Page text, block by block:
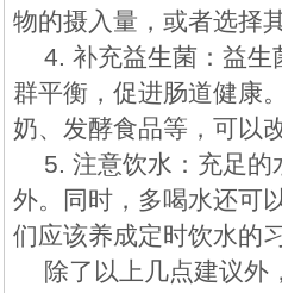
物的摄入量，或者选择
4. 补充益生菌：益生
群平衡，促进肠道健康
奶、发酵食品等，可以
5. 注意饮水：充足
外。同时，多喝水还可
们应该养成定时饮水的
除了以上几点建议外